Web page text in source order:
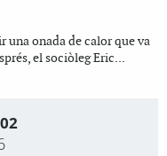
una onada de calor que va
el sociòleg Eric...